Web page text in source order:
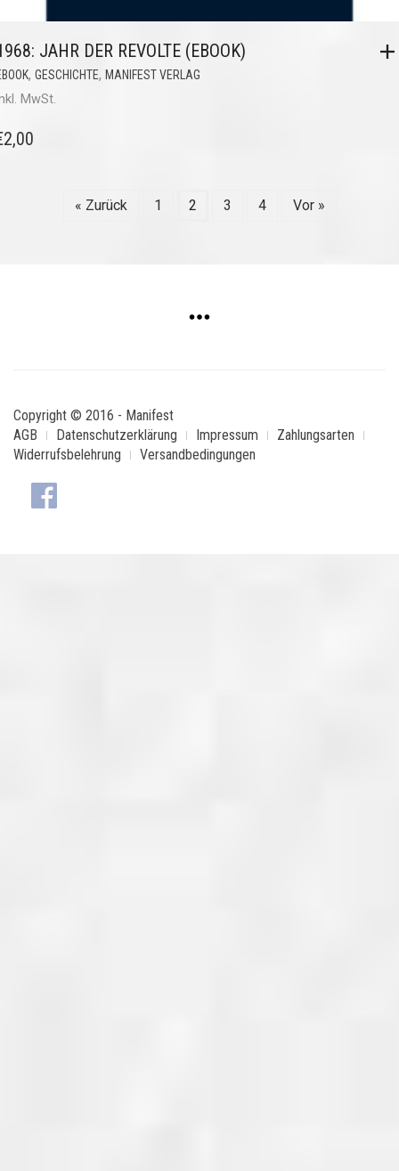
JAHR DER REVOLTE (EBOOK)
, GESCHICHTE, MANIFEST VERLAG
MwSt.
2,00
« Zurück 1 2 3 4 Vor »
Copyright © 2016 - Manifest
AGB
Datenschutzerklärung Impressum
Zahlungsarten
Widerrufsbelehrung
Versandbedingungen